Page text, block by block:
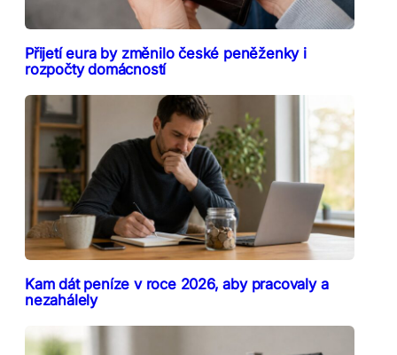
Přijetí eura by změnilo české peněženky i
rozpočty domácností
Kam dát peníze v roce 2026, aby pracovaly a
nezahálely